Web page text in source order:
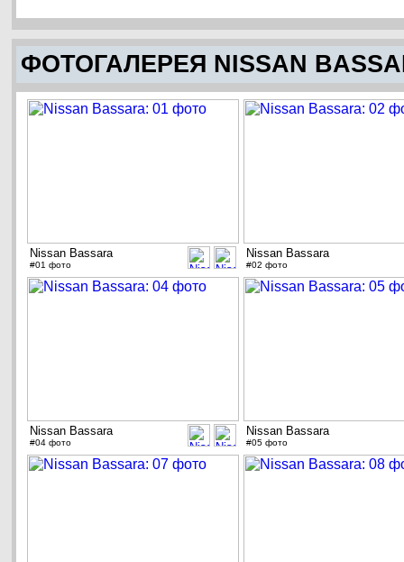
ФОТОГАЛЕРЕЯ NISSAN
Nissan Bassara
#01 фото
Nissan Bassara
#02 фото
Nissan Bassara
#04 фото
Nissan Bassara
#05 фото